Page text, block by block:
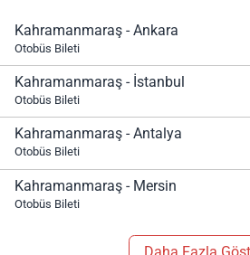
Kahramanmaraş - Ankara
Otobüs Bileti
Kahramanmaraş - İstanbul
Otobüs Bileti
Kahramanmaraş - Antalya
Otobüs Bileti
Kahramanmaraş - Mersin
Otobüs Bileti